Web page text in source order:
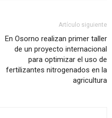
Artículo siguiente
En Osorno realizan primer taller
de un proyecto internacional
para optimizar el uso de
fertilizantes nitrogenados en la
agricultura